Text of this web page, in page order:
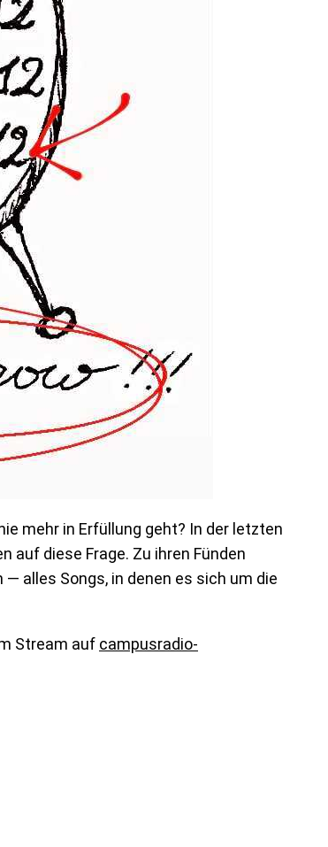
mehr in Erfüllung geht? In der letzten
auf diese Frage. Zu ihren Fünden
alles Songs, in denen es sich um die
Stream auf campusradio-